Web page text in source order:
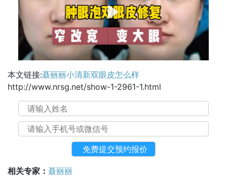
本文链接:聂丽丽小清新双眼皮怎么样
http://www.nrsg.net/show-1-2961-1.html
相关专家： 聂丽丽